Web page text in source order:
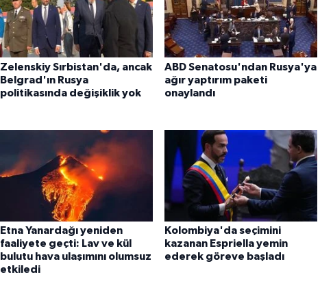
Zelenskiy Sırbistan'da, ancak
Belgrad'ın Rusya
politikasında değişiklik yok
ABD Senatosu'ndan Rusya'ya
ağır yaptırım paketi
onaylandı
Etna Yanardağı yeniden
faaliyete geçti: Lav ve kül
bulutu hava ulaşımını olumsuz
etkiledi
Kolombiya'da seçimini
kazanan Espriella yemin
ederek göreve başladı